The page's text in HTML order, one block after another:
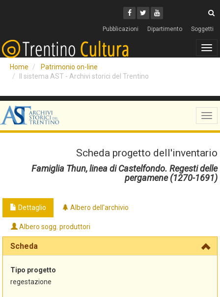
Facebook
Twitter
Youtube
Pubblicazioni Dipartimento Soggetti
Home
Patrimonio on-line
Il sistema AST - Archivi storici del Trentino
Scheda progetto dell'inventario
Famiglia Thun, linea di Castelfondo. Regesti delle
pergamene (1270-1691)
Dettaglio Albero dell'archivio
Albero sogg. produttori
Scheda
Tipo progetto
regestazione